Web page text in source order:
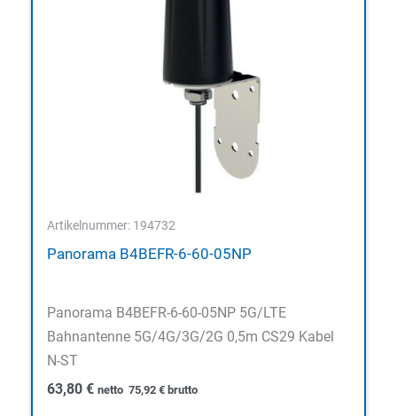
Artikelnummer: 194732
Panorama B4BEFR-6-60-05NP
Panorama B4BEFR-6-60-05NP 5G/LTE
Bahnantenne 5G/4G/3G/2G 0,5m CS29 Kabel
N-ST
63,80 € netto 75,92 € brutto